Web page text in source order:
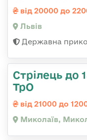
від 20000 до
Львів
Державна
Стрілець до
ТрО
від 21000 до
Миколаїв,